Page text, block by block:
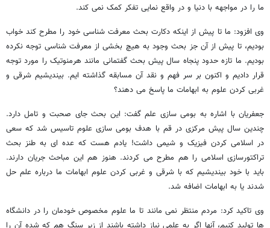
ما را در مواجهه با دنیا و در واقع نمایی تفکر کمک نمی کند.
وی افزود: ما تا پیش از اینکه دکارت بحث معرفت شناسی خود را مطرح کند خواب
بودیم، تا پیش از آن جز بحث وجود به هیچ بخشی از معرفت شناسی توجه نکرده
بودیم. ما تازه حدود پنجاه سال پیش بحث گفتمانی مانند هرمنوتیک را مورد توجه
قرار دادیم و اکنون بر سر فهم و نقد آن مسابقه گذاشته ایم. بیندیشیم شرقی و
غربی کردن علوم به ابهامات ما پاسخ می دهند؟
جعفریان با اشاره به بومی سازی علم گفت: این بحث جای صحبت و تامل دارد.
چندین سال پیش مرکزی در قم با هدف بومی سازی علوم تاسیس شد که سعی
در اسلامی کردن فیزیک و شیمی داشت! یادم هست که عده ای به طنز بحث
تراکتورسازی اسلامی را هم مطرح می کردند. هنوز هم این مباحث جریان دارند.
باید با خود بیندیشیم که با شرقی و غربی کردن علوم ابهامات ما درباره علم حل
شدند یا به ابهامات اضافه شد.
وی تاکید کرد: مردم منتظر نمی مانند تا ما علوم مخصوص خودمان را در دانشگاه
ها تولید کنیم، آنها اگر به علمی نیاز داشته باشند از زیر سنگ هم که شده آن را